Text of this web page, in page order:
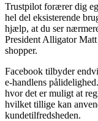
Trustpilot forærer dig
hel del eksisterende
hjælp, at du ser
President Alligator
shopper.
Facebook tilbyder
e-handlens
hvor det er muligt at
hvilket tillige kan
kundetilfredsheden.